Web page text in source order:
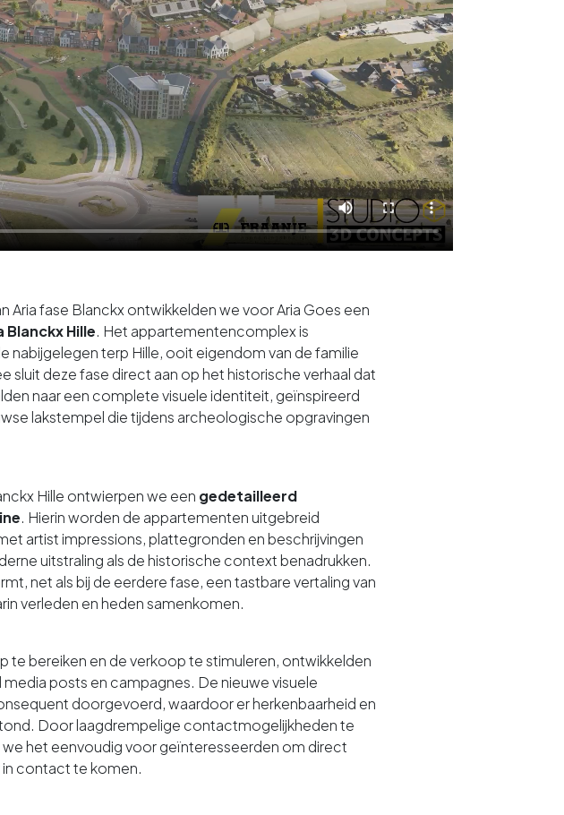
Aria fase Blanckx ontwikkelden we voor Aria Goes een
Blanckx Hille. Het appartementencomplex is
nabijgelegen terp Hille, ooit eigendom van de familie
sluit deze fase direct aan op het historische verhaal dat
naar een complete visuele identiteit, geïnspireerd
lakstempel die tijdens archeologische opgravingen
Hille ontwierpen we een gedetailleerd
. Hierin worden de appartementen uitgebreid
artist impressions, plattegronden en beschrijvingen
uitstraling als de historische context benadrukken.
net als bij de eerdere fase, een tastbare vertaling van
verleden en heden samenkomen.
te bereiken en de verkoop te stimuleren, ontwikkelden
posts en campagnes. De nieuwe visuele
doorgevoerd, waardoor er herkenbaarheid en
Door laagdrempelige contactmogelijkheden te
het eenvoudig voor geïnteresseerden om direct
contact te komen.